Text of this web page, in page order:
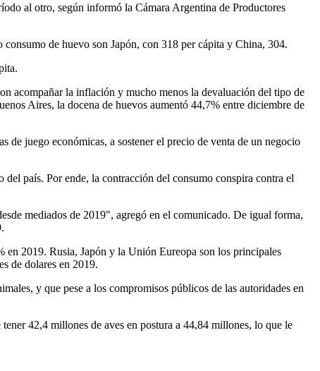
al otro, según informó la Cámara Argentina de Productores
de huevo son Japón, con 318 per cápita y China, 304.
acompañar la inflación y mucho menos la devaluación del tipo de
Aires, la docena de huevos aumentó 44,7% entre diciembre de
de juego económicas, a sostener el precio de venta de un negocio
país. Por ende, la contracción del consumo conspira contra el
mediados de 2019", agregó en el comunicado. De igual forma,
en 2019. Rusia, Japón y la Unión Eureopa son los principales
de dolares en 2019.
y que pese a los compromisos públicos de las autoridades en
42,4 millones de aves en postura a 44,84 millones, lo que le